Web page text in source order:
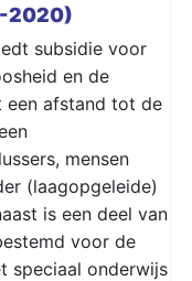
2020)
subsidie voor
en de
een afstand tot de
mensen
(laagopgeleide)
is een deel van
voor de
speciaal onderwijs